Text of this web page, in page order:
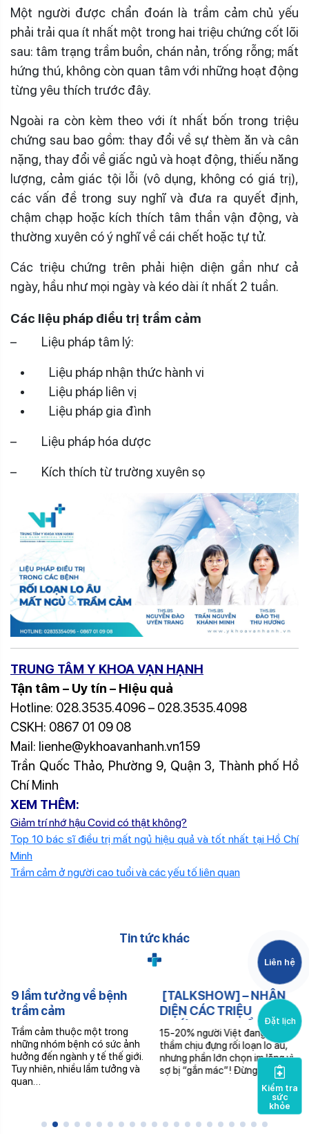
Một người được chẩn đoán là trầm cảm chủ yếu
phải trải qua ít nhất một trong hai triệu chứng cốt lõi
sau: tâm trạng trầm buồn, chán nản, trống rỗng; mất
hứng thú, không còn quan tâm với những hoạt động
từng yêu thích trước đây.
Ngoài ra còn kèm theo với ít nhất bốn trong triệu
chứng sau bao gồm: thay đổi về sự thèm ăn và cân
nặng, thay đổi về giấc ngủ và hoạt động, thiếu năng
lượng, cảm giác tội lỗi (vô dụng, không có giá trị),
các vấn đề trong suy nghĩ và đưa ra quyết định,
chậm chạp hoặc kích thích tâm thần vận động, và
thường xuyên có ý nghĩ về cái chết hoặc tự tử.
Các triệu chứng trên phải hiện diện gần như cả
ngày, hầu như mọi ngày và kéo dài ít nhất 2 tuần.
Các liệu pháp điều trị trầm cảm
– Liệu pháp tâm lý:
Liệu pháp nhận thức hành vi
Liệu pháp liên vị
Liệu pháp gia đình
– Liệu pháp hóa dược
– Kích thích từ trường xuyên sọ
TRUNG TÂM Y KHOA VẠN HẠNH
Tận tâm – Uy tín – Hiệu quả
Hotline: 028.3535.4096 – 028.3535.4098
CSKH: 0867 01 09 08
Mail: lienhe@ykhoavanhanh.vn159
Trần Quốc Thảo, Phường 9, Quận 3, Thành phố Hồ
Chí Minh
XEM THÊM:
Giảm trí nhớ hậu Covid có thật không?
Top 10 bác sĩ điều trị mất ngủ hiệu quả và tốt nhất tại Hồ Chí
Minh
Trầm cảm ở người cao tuổi và các yếu tố liên quan
Tin tức khác
9 lầm tưởng về bệnh
trầm cảm
Trầm cảm thuộc một trong
những nhóm bệnh có sức ảnh
hưởng đến ngành y tế thế giới.
Tuy nhiên, nhiều lầm tưởng và
quan…
[TALKSHOW] – NHẬN
DIỆN CÁC TRIỆU
CHỨNG CƠ THỂ CỦA
RỐI LOẠN LO ÂU
15-20% người Việt đang âm
thầm chịu đựng rối loạn lo âu,
nhưng phần lớn chọn im lặng vì
sợ bị “gắn mác”! Đừng để…
Liên hệ
Đặt lịch
Kiểm tra
sức
khỏe